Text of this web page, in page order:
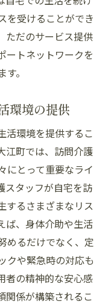
を受けることができ
ただのサービス提供
ートネットワークを
。
環境の提供
活環境を提供するこ
江町では、訪問介護
にとって重要なライ
スタッフが自宅を訪
するさまざまなリス
ば、身体介助や生活
めるだけでなく、定
クや緊急時の対応も
者の精神的な安心感
関係が構築されるこ